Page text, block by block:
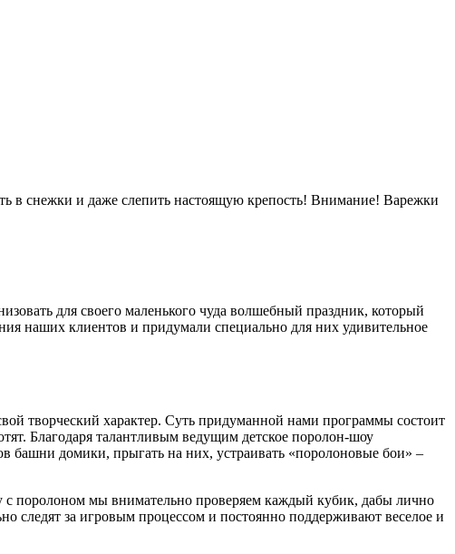
в снежки и даже слепить настоящую крепость! Внимание! Варежки
для своего маленького чуда волшебный праздник, который
наших клиентов и придумали специально для них удивительное
творческий характер. Суть придуманной нами программы состоит
Благодаря талантливым ведущим детское поролон-шоу
башни домики, прыгать на них, устраивать «поролоновые бои» –
с поролоном мы внимательно проверяем каждый кубик, дабы лично
следят за игровым процессом и постоянно поддерживают веселое и